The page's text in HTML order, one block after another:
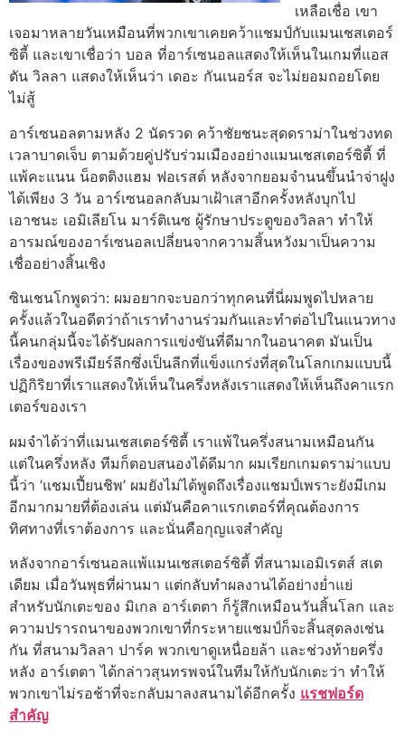
เหลือเชื่อ เขา
เจอมาหลายวันเหมือนที่พวกเขาเคยคว้าแชมป์กับแมนเชสเตอร์
ซิตี้ และเขาเชื่อว่า บอล ที่อาร์เซนอลแสดงให้เห็นในเกมที่แอส
ตัน วิลลา แสดงให้เห็นว่า เดอะ กันเนอร์ส จะไม่ยอมถอยโดย
ไม่สู้
อาร์เซนอลตามหลัง 2 นัดรวด คว้าชัยชนะสุดดราม่าในช่วงทด
เวลาบาดเจ็บ ตามด้วยคู่ปรับร่วมเมืองอย่างแมนเชสเตอร์ซิตี้ ที่
แพ้คะแนน น็อตติงแฮม ฟอเรสต์ หลังจากยอมจำนนขึ้นนำจ่าฝูง
ได้เพียง 3 วัน อาร์เซนอลกลับมาเฝ้าเสาอีกครั้งหลังบุกไป
เอาชนะ เอมิเลียโน มาร์ติเนซ ผู้รักษาประตูของวิลลา ทำให้
อารมณ์ของอาร์เซนอลเปลี่ยนจากความสิ้นหวังมาเป็นความ
เชื่ออย่างสิ้นเชิง
ซินเชนโกพูดว่า: ผมอยากจะบอกว่าทุกคนที่นี่ผมพูดไปหลาย
ครั้งแล้วในอดีตว่าถ้าเราทำงานร่วมกันและทำต่อไปในแนวทาง
นี้คนกลุ่มนี้จะได้รับผลการแข่งขันที่ดีมากในอนาคต มันเป็น
เรื่องของพรีเมียร์ลีกซึ่งเป็นลีกที่แข็งแกร่งที่สุดในโลกเกมแบบนี้
ปฏิกิริยาที่เราแสดงให้เห็นในครึ่งหลังเราแสดงให้เห็นถึงคาแรก
เตอร์ของเรา
ผมจำได้ว่าที่แมนเชสเตอร์ซิตี้ เราแพ้ในครึ่งสนามเหมือนกัน
แต่ในครึ่งหลัง ทีมก็ตอบสนองได้ดีมาก ผมเรียกเกมดราม่าแบบ
นี้ว่า ‘แชมเปี้ยนชิพ’ ผมยังไม่ได้พูดถึงเรื่องแชมป์เพราะยังมีเกม
อีกมากมายที่ต้องเล่น แต่มันคือคาแรกเตอร์ที่คุณต้องการ
ทิศทางที่เราต้องการ และนั่นคือกุญแจสำคัญ
หลังจากอาร์เซนอลแพ้แมนเชสเตอร์ซิตี้ ที่สนามเอมิเรตส์ สเต
เดียม เมื่อวันพุธที่ผ่านมา แต่กลับทำผลงานได้อย่างย่ำแย่
สำหรับนักเตะของ มิเกล อาร์เตตา ก็รู้สึกเหมือนวันสิ้นโลก และ
ความปรารถนาของพวกเขาที่กระหายแชมป์ก็จะสิ้นสุดลงเช่น
กัน ที่สนามวิลลา ปาร์ค พวกเขาดูเหนื่อยล้า และช่วงท้ายครึ่ง
หลัง อาร์เตตา ได้กล่าวสุนทรพจน์ในทีมให้กับนักเตะว่า ทำให้
พวกเขาไม่รอช้าที่จะกลับมาลงสนามได้อีกครั้ง แรชฟอร์ด
สำคัญ